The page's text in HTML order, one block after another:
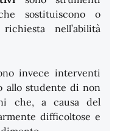
sostituiscono o
nell’abilità
invece interventi
allo studente di non
che, a causa del
difficoltose e